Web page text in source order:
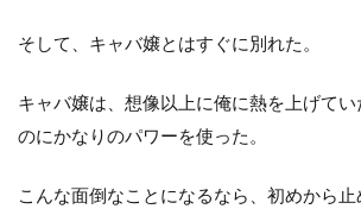
そして、キャバ嬢とはすぐに別れた。
キャバ嬢は、想像以上に俺に熱を上げて
のにかなりのパワーを使った。
こんな面倒なことになるなら、初めから